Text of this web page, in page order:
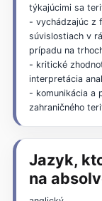
týkajúcimi sa
- vychádzajúc z
súvislostiach v
prípadu na
- kritické
interpretácia
- komunikácia a
zahraničného
Jazyk,
na